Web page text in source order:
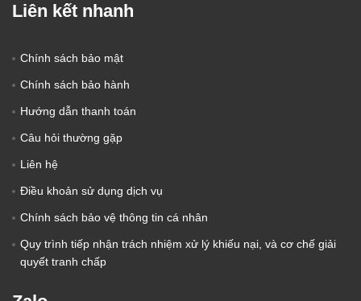
Liên kết nhanh
Chính sách bảo mật
Chính sách bảo hành
Hướng dẫn thanh toán
Câu hỏi thường gặp
Liên hệ
Điều khoản sử dụng dịch vụ
Chính sách bảo vệ thông tin cá nhân
Quy trình tiếp nhận trách nhiệm xử lý khiếu nại, và cơ chế giải
quyết tranh chấp